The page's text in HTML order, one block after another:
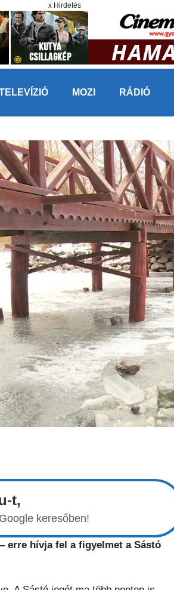
x Hirdetés
MOZI RÁDIÓ
t,
keresőben!
erre hívja fel a figyelmet a Sástó